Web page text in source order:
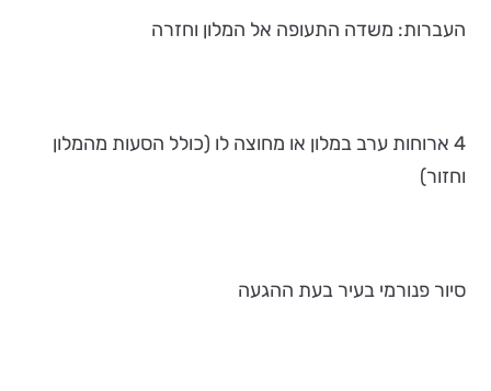
העברות: משדה התעופה אל המלון וחזרה
4 ארוחות ערב במלון או מחוצה לו (כולל הסעות מהמלון
וחזור)
סיור פנורמי בעיר בעת ההגעה